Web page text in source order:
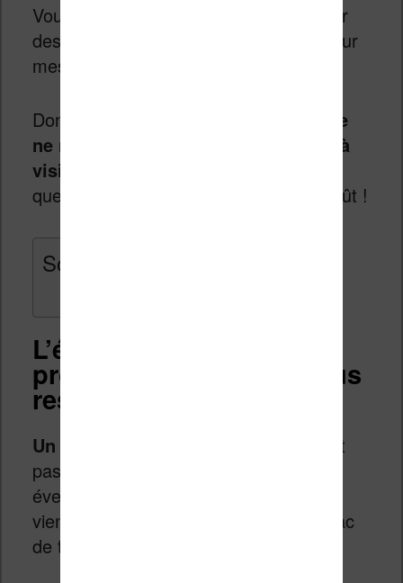
Vous trouverez une sélection basée sur
des années de lecture sur
et sur
mes préférences en la matière.
Donc,
si ces accessoires pour Kindle
ne nous plaisent pas, n’hésitez pas à
visiter le site d’Amazon
quelque chose qui sera plus à votre goût !
Sommaire
L’étui pour Kindle : une
protection classe qui vous
ressemble
Un
ne sert
pas uniquement à la
éventuelle chute ou d’un objet qui
viendrait rayer son écran dans votre sac
de transport.